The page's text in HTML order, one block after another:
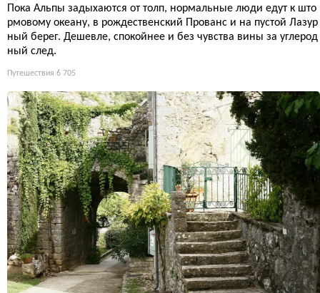
Пока Альпы задыхаются от толп, нормальные люди едут к што
рмовому океану, в рождественский Прованс и на пустой Лазур
ный берег. Дешевле, спокойнее и без чувства вины за углерод
ный след.
Путешествия 6 705